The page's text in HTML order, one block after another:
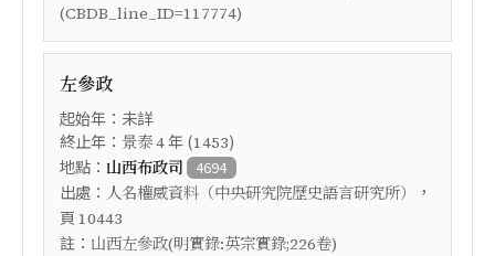
(CBDB_line_ID=117774)
左參政
起始年：未詳
終止年： 景泰4年 (1453)
地點： 山西布政司 4694
出處： 人名權威資料（中央研究院歷史語言研究所）
，
頁 10443
註： 山西左參政(明實錄:英宗實錄;226卷)